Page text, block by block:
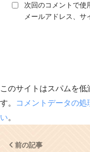
次回のコメントで使
メールアドレス、サ
このサイトはスパムを低
す。
コメントデータの
い。
前の記事